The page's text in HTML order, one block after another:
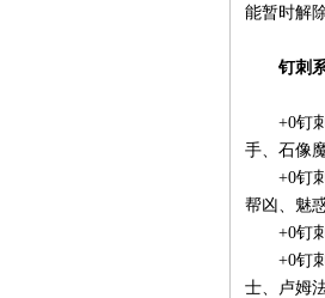
能暂时解
钉刺
+0钉刺
手、石像
+0钉刺
帮凶、魅
+0钉刺
+0钉刺
士、卢姆